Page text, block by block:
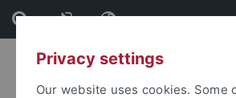
Skip
to
content
Skip
to
footerPrivacy settings
Our website uses cookies. Some